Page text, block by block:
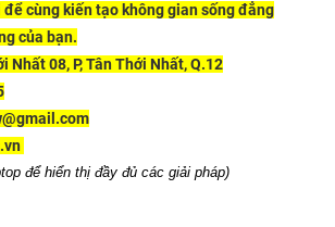
cùng kiến tạo không gian sống đẳng
của bạn.
Nhất 08, P, Tân Thới Nhất, Q.12
để hiển thị đầy đủ các giải pháp)